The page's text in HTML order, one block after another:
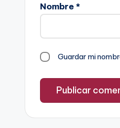
Nombre *
Guardar mi